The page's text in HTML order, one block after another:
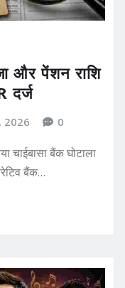
और पेंशन राशि
दर्ज
2026 0
चाईबासा बैंक घोटाला
बैंक…